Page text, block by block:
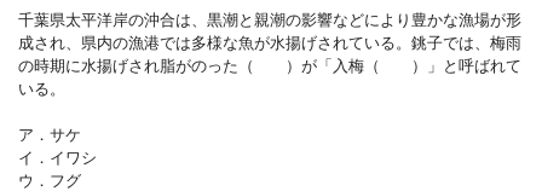
千葉県太平洋岸の沖合は、黒潮と親潮の影響などにより豊かな漁場が形
成され、県内の漁港では多様な魚が水揚げされている。銚子では、梅雨
の時期に水揚げされ脂がのった（ ）が「入梅（ ）」と呼ばれて
いる。
ア．サケ
イ．イワシ
ウ．フグ